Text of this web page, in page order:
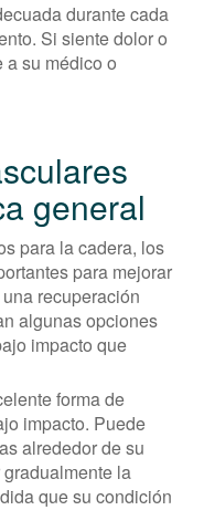
durante cada
Si siente dolor o
a su médico o
general
para la cadera, los
para mejorar
recuperación
algunas opciones
impacto que
forma de
impacto. Puede
alrededor de su
la
que su condición